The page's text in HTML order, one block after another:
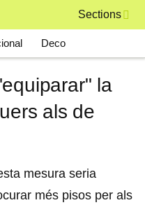
Sections
Deco
la
als de
mesura seria
més pisos per als